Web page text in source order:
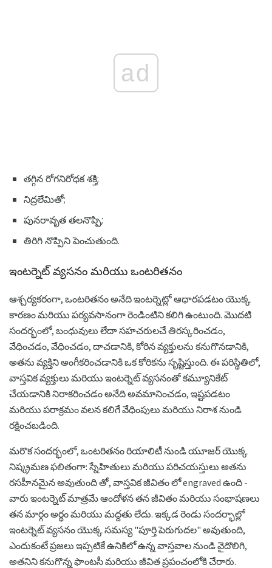
ad
తగ్గిన రోగనిరోధక శక్తి;
నిద్రలేమితో;
పునరావృత తలనొప్పి;
తిరిగి నొప్పిని పెంచుతుంది.
ఇంటర్నెట్ వ్యసనం మరియు ఒంటరితనం
ఆశ్చర్యకరంగా, ఒంటరితనం అనేది ఇంటర్నెట్లో ఆధారపడటం యొక్క
కారణం మరియు పర్యవసానంగా రెండింటిని కలిగి ఉంటుంది. మొదటి
సందర్భంలో, బంధువులు లేదా సహచరులచే తిరస్కరించడం,
వేధించడం, వేధించడం, దాచడానికి, కోరిన వ్యక్తులను కనుగొనడానికి,
అతను వ్యక్తిని అంగీకరించడానికి ఒక కోరికను సృష్టిస్తుంది. ఈ పరిస్థితిలో,
వాస్తవిక వ్యక్తులు మరియు ఇంటర్నెట్ వ్యసనంతో కమ్యూనికేట్
చేయడానికి నిరాకరించడం అనేది అవమానించడం, ఇష్టపడటం
మరియు పరాక్రమం వలన కలిగే వేధింపులు మరియు నిరాశ నుండి
రక్షించబడింది.
మరొక సందర్భంలో, ఒంటరితనం రియాలిటీ నుండి యూజర్ యొక్క
నిష్క్రమణ ఫలితంగా: స్నేహితులు మరియు పరిచయస్తులు అతను
రసహీనమైన అవుతుంది తో, వాస్తవిక జీవితం లో engraved ఉంది -
వారు ఇంటర్నెట్ మాత్రమే ఆందోళన తన జీవితం మరియు సంభాషణలు
తన మార్గం అర్థం మరియు మద్దతు లేదు. ఇక్కడ రెండు సందర్భాల్లో
ఇంటర్నెట్ వ్యసనం యొక్క సమస్య "పూర్తి పెరుగుదల" అవుతుంది,
ఎందుకంటే ప్రజలు ఇప్పటికే ఉనికిలో ఉన్న వాస్తవాల నుండి వైదొలిగి,
అతనిని కనుగొన్న ఫాంటసీ మరియు జీవిత ప్రపంచంలోకి చేరారు.